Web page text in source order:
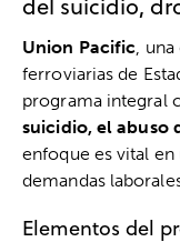
Union Pacific ,
ferroviarias de
programa integral
suicidio, el abuso
enfoque es vital en
demandas
Elementos del